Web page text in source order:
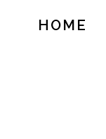
HOME